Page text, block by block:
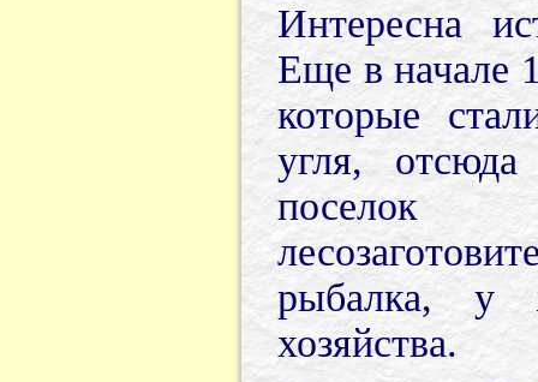
Интересна
Еще в начале
которые
угля,
поселок
рыбалка, у
хозяйства.